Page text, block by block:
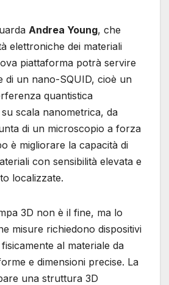
Andrea Young, che
elettroniche dei materiali
piattaforma potrà servire
di un nano-SQUID, cioè un
quantistica
scala nanometrica, da
di un microscopio a forza
è migliorare la capacità di
con sensibilità elevata e
localizzate.
3D non è il fine, ma lo
misure richiedono dispositivi
al materiale da
e dimensioni precise. La
una struttura 3D